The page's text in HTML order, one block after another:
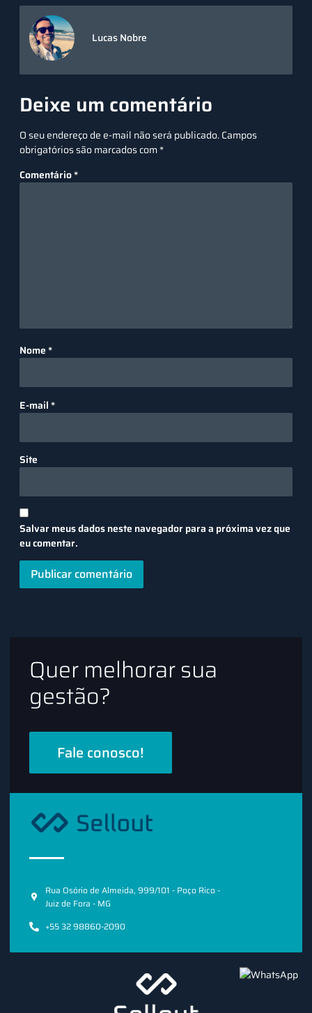
Lucas Nobre
Deixe um comentário
O seu endereço de e-mail não será publicado.Campos
obrigatórios são marcados com*
Comentário*
Nome *
E-mail *
Site
Salvar meus dados neste navegador para a próxima vez que
eu comentar.
Quer melhorar sua
gestão?
Fale conosco!
Rua Osório de Almeida, 999/101 - Poço Rico -
Juiz de Fora - MG
+55 32 98860-2090